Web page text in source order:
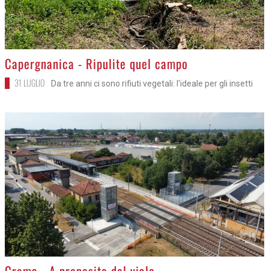
>
Capergnanica - Ripulite quel campo
31 LUGLIO Da tre anni ci sono rifiuti vegetali: l'ideale per gli insetti
>